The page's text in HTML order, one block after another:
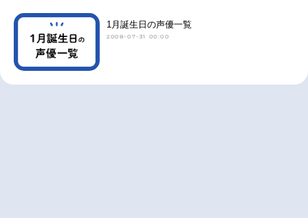
1月誕生日の声優一覧
2008-07-31 00:00